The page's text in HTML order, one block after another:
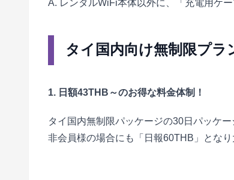
A. レンタルWiFi本体以外に、「充電用ケ
タイ国内向け無制限プラ
1. 日額43THB～のお得な料金体制！
タイ国内無制限パッケージの30日パッケ
非会員様の場合にも「日報60THB」となり